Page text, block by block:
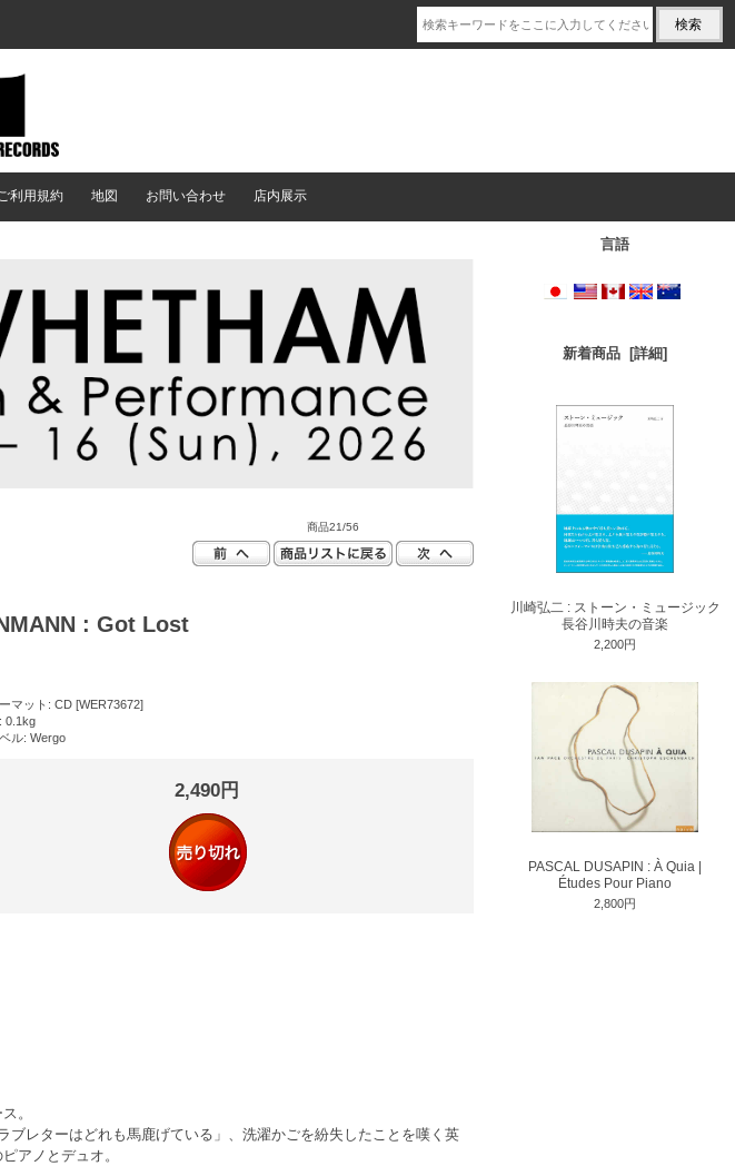
利用規約 地図 お問い合わせ 店内展示
商品21/56
: Got Lost
マット: CD [WER73672]
0.1kg
ル: Wergo
2,490円
。
レターはどれも馬鹿げている」、洗濯かごを紛失したことを嘆く英
アノとデュオ。
言語
新着商品 [詳細]
川崎弘二 : ストーン・ミュージック
長谷川時夫の音楽
2,200円
PASCAL DUSAPIN : À Quia |
Études Pour Piano
2,800円